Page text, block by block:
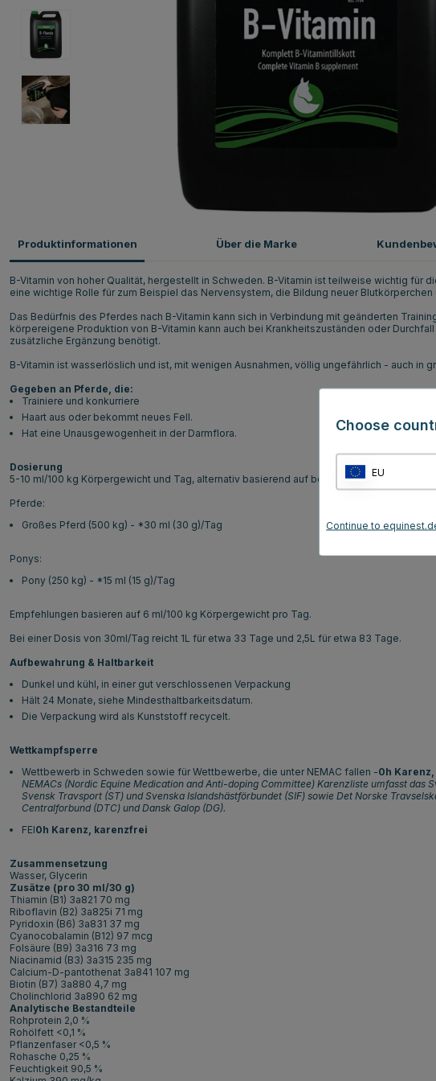
Produktinformationen
B-Vitamin von hoher Qualität, hergestellt in Schweden. B-Vitamin ist teilweise wichtig für
eine wichtige Rolle für zum Beispiel das Nervensystem, die Bildung neuer
Das Bedürfnis des Pferdes nach B-Vitamin kann sich in Verbindung mit geänderten
körpereigene Produktion von B-Vitamin kann auch bei Krankheitszuständen oder
zusätzliche Ergänzung benötigt.
B-Vitamin ist wasserlöslich und ist, mit wenigen Ausnahmen, völlig ungefährlich - auch in
Gegeben an Pferde, die:
Trainiere und konkurriere
Haart aus oder bekommt neues Fell.
Hat eine Unausgewogenheit in der Darmflora.
Dosierung
5-10 ml/100 kg Körpergewicht und Tag, alternativ basierend auf berechneter Futterration.
Pferde:
Großes Pferd (500 kg) - *30 ml (30 g)/Tag
Ponys:
Pony (250 kg) - *15 ml (15 g)/Tag
Empfehlungen basieren auf 6 ml/100 kg Körpergewicht pro Tag.
Bei einer Dosis von 30ml/Tag reicht 1L für etwa 33 Tage und 2,5L für etwa 83 Tage.
Aufbewahrung & Haltbarkeit
Dunkel und kühl, in einer gut verschlossenen Verpackung
Hält 24 Monate, siehe Mindesthaltbarkeitsdatum.
Die Verpackung wird als Kunststoff recycelt.
Wettkampfsperre
Wettbewerb in Schweden sowie für Wettbewerbe, die unter NEMAC fallen -0h
NEMACs (Nordic Equine Medication and Anti-doping Committee) Karenzliste umfasst das
Svensk Travsport (ST) und Svenska Islandshästförbundet (SIF) sowie Det Norske
Centralforbund (DTC) und Dansk Galop (DG).
FEI0h Karenz, karenzfrei
Zusammensetzung
Wasser, Glycerin
Zusätze (pro 30 ml/30 g)
Thiamin (B1) 3a821 70 mg
Riboflavin (B2) 3a825i 71 mg
Pyridoxin (B6) 3a831 37 mg
Cyanocobalamin (B12) 97 mcg
Folsäure (B9) 3a316 73 mg
Niacinamid (B3) 3a315 235 mg
Calcium-D-pantothenat 3a841 107 mg
Biotin (B7) 3a880 4,7 mg
Cholinchlorid 3a890 62 mg
Analytische Bestandteile
Rohprotein 2,0 %
Rohölfett <0,1 %
Pflanzenfaser <0,5 %
Rohasche 0,25 %
Feuchtigkeit 90,5 %
Über die Marke
Choose
EU
Continue to